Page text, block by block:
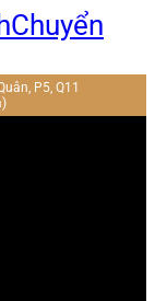
Chuyển
P5, Q11